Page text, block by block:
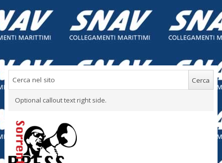
Optional callout text right side.